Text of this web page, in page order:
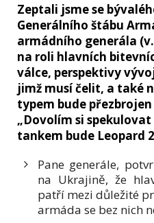
Zeptali jsme se
Generálního štábu
armádního generála
na roli hlavních
válce, perspektivy
jimž musí čelit, a také
typem bude
„Dovolím si
tankem bude Leopard
Pane generále,
na Ukrajině, že
patří mezi důležité
armáda se bez nich